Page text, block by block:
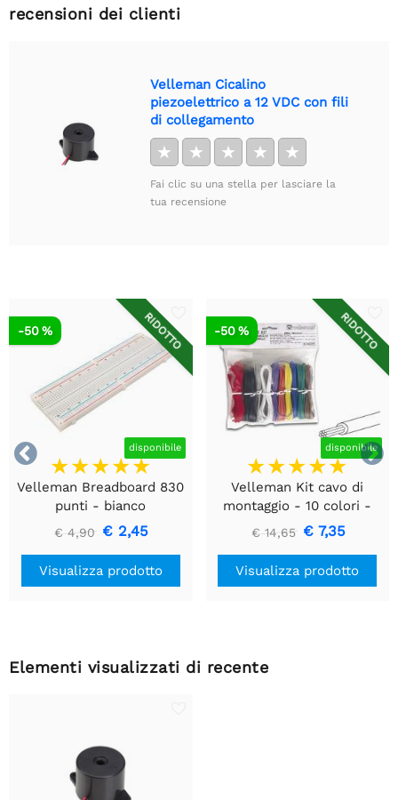
recensioni dei clienti
Velleman Cicalino
piezoelettrico a 12 VDC con fili
di collegamento
★ ★ ★ ★ ★
Fai clic su una stella per lasciare la
tua recensione


RIDOTTO
disponibile
-50 %
Velleman Breadboard 830
punti - bianco
€ 4,90 € 2,45
Visualizza prodotto
RIDOTTO
disponibile
-50 %
Velleman Kit cavo di
montaggio - 10 colori -
60m - multipolare
€ 14,65 € 7,35
Visualizza prodotto
Elementi visualizzati di recente